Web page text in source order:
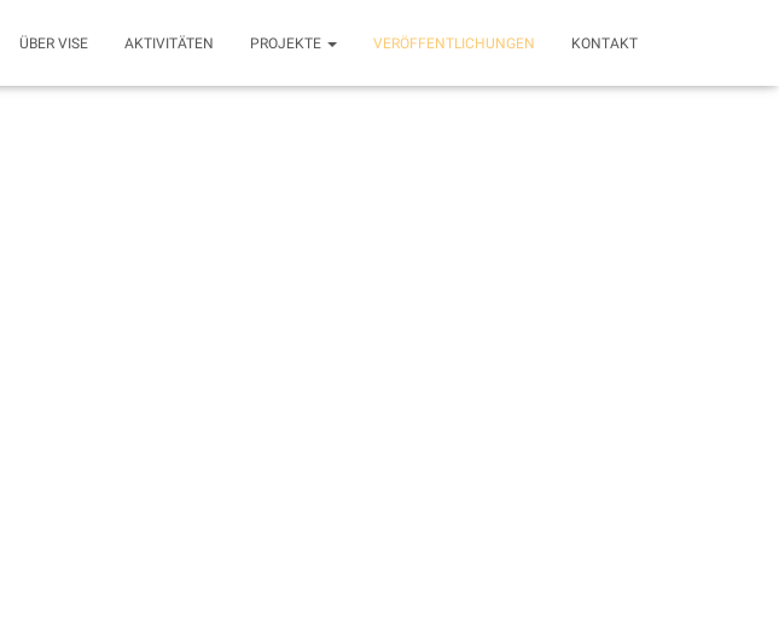
ÜBER VISE AKTIVITÄTEN PROJEKTE VERÖFFENTLICHUNGEN KONTAKT